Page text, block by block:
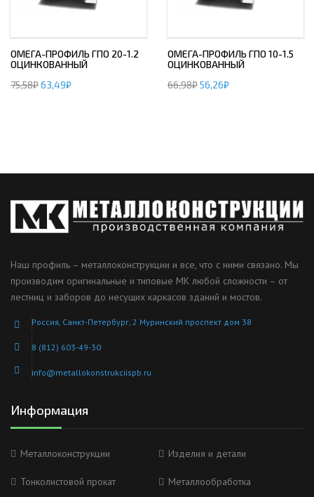
ОМЕГА-ПРОФИЛЬ ГПО 20-1.2
ОЦИНКОВАННЫЙ
75,58₽63,49₽
ОМЕГА-ПРОФИЛЬ ГПО 10-1.5
ОЦИНКОВАННЫЙ
66,98₽56,26₽
Наш профиль – металлоконструкции и все, что с ними связано. Мы
производим оригинальные и типовые МК любой сложности – от
лестниц и заборов до несущих каркасов зданий и мостов.
Россия, Санкт-Петербург, 2 Муринский проспект дом 38
8 (812) 603-49-30
info@metallokonstrukciispb.ru
Информация
Металлоконструкции Изделия и детали
Тонколистовой прокат Металлообработка